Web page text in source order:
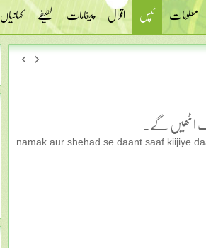
معلومات ٹپس اقوال پیغامات لطیفے کہانیاں
اٹھیں گے۔
namak aur shehad se daant saaf kiijiye